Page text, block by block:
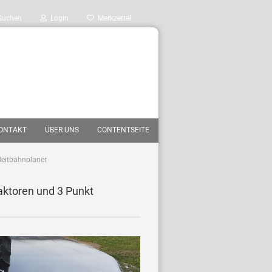
Login Merkzettel
ÜBER UNS CONTENTSEITE
und 3 Punkt